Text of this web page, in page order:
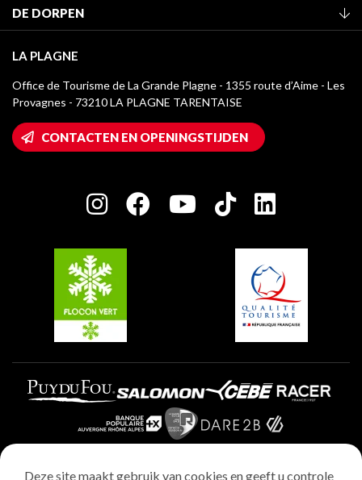
Classificatie van de gemeubileerde accommodaties
Verblijfstaks
Mediatheek
La Plagne logo's
Wifi toegang
Huis van de eigenaar
Charter van toegewijde spelers
DE DORPEN
Champagny-en-Vanoise
Montchavin - Les Coches
Plagne 1800
Plagne Villages
Plagne Aime 2000
LA PLAGNE
Office de Tourisme de La Grande Plagne - 1355 route d’Aime - Les
Provagnes - 73210 LA PLAGNE TARENTAISE
CONTACTEN EN OPENINGSTIJDEN
Deze site maakt gebruik van cookies en geeft u controle